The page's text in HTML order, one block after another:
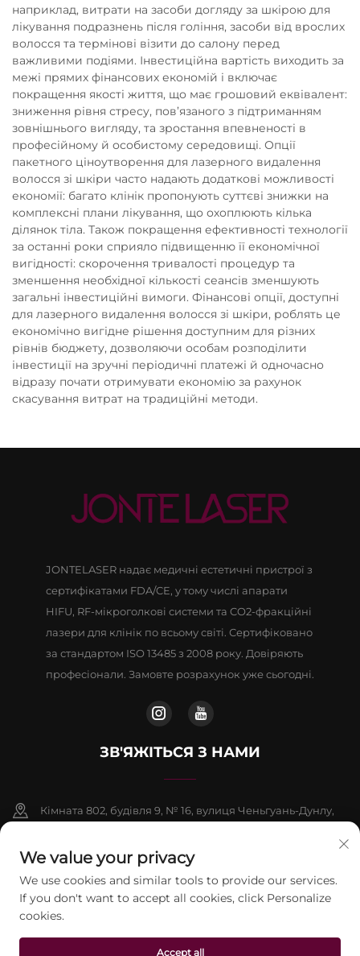
наприклад, витрати на засоби догляду за шкірою для
лікування подразнень після гоління, засоби від врослих
волосся та термінові візити до салону перед
важливими подіями. Інвестиційна вартість виходить за
межі прямих фінансових економій і включає
покращення якості життя, що має грошовий еквівалент:
зниження рівня стресу, пов’язаного з підтриманням
зовнішнього вигляду, та зростання впевненості в
професійному й особистому середовищі. Опції
пакетного ціноутворення для лазерного видалення
волосся зі шкіри часто надають додаткові можливості
економії: багато клінік пропонують суттєві знижки на
комплексні плани лікування, що охоплюють кілька
ділянок тіла. Також покращення ефективності технології
за останні роки сприяло підвищенню її економічної
вигідності: скорочення тривалості процедур та
зменшення необхідної кількості сеансів зменшують
загальні інвестиційні вимоги. Фінансові опції, доступні
для лазерного видалення волосся зі шкіри, роблять це
економічно вигідне рішення доступним для різних
рівнів бюджету, дозволяючи особам розподілити
інвестиції на зручні періодичні платежі й одночасно
відразу почати отримувати економію за рахунок
скасування витрат на традиційні методи.
JONTELASER надає медичні естетичні пристрої з
сертифікатами FDA/CE, у тому числі апарати
HIFU, RF-мікроголкові системи та CO2-фракційні
лазери для клінік по всьому світі. Сертифіковано
за стандартом ISO 13485 з 2008 року. Довіряють
професіонали. Замовте розрахунок уже сьогодні.
ЗВ'ЯЖІТЬСЯ З НАМИ
Кімната 802, будівля 9, № 16, вулиця Ченьгуань-Дунлу,
+86-13911459627
[email protected]
Авторське право © 2026 Пекінська компанія Jontelaser
We value your privacy
We use cookies and similar tools to provide our services.
If you don't want to accept all cookies, click Personalize
cookies.
Accept all